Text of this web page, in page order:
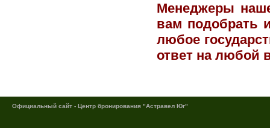
Менеджеры
вам подобрать
любое
ответ на любой
Официальный сайт - Центр бронирования "Астравел Юг"